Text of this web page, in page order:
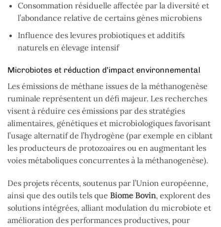
Consommation résiduelle affectée par la diversité et
l’abondance relative de certains gènes microbiens
Influence des levures probiotiques et additifs
naturels en élevage intensif
Microbiotes et réduction d’impact environnemental
Les émissions de méthane issues de la méthanogenèse
ruminale représentent un défi majeur. Les recherches
visent à réduire ces émissions par des stratégies
alimentaires, génétiques et microbiologiques favorisant
l’usage alternatif de l’hydrogène (par exemple en ciblant
les producteurs de protozoaires ou en augmentant les
voies métaboliques concurrentes à la méthanogenèse).
Des projets récents, soutenus par l’Union européenne,
ainsi que des outils tels que Biome Bovin, explorent des
solutions intégrées, alliant modulation du microbiote et
amélioration des performances productives, pour